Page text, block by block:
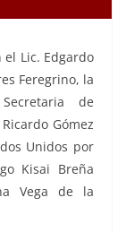
Lic. Edgardo
Feregrino, la
de
Gómez
Unidos por
Kisai Breña
Vega de la